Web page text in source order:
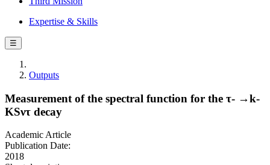
Expertise & Skills
☰
Outputs
Measurement of the spectral function for the τ- →k-
KSντ decay
Academic Article
Publication Date:
2018